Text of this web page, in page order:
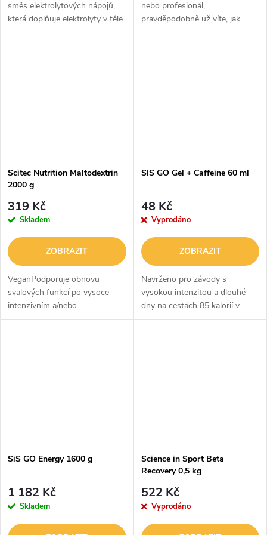
směs elektrolytových nápojů,
která doplňuje elektrolyty v těle
a podporuje tak výkonnost při
nebo profesionál,
pravděpodobně už víte, jak
důležité je udržovat správnou
Scitec Nutrition Maltodextrin
2000 g
319 Kč
Skladem
ZOBRAZIT
VeganPodporuje obnovu
svalových funkcí po vysoce
intenzivním a/nebo
dlouhodobém cvičení, které
SIS GO Gel + Caffeine 60 ml
48 Kč
Vyprodáno
ZOBRAZIT
Navrženo pro závody s
vysokou intenzitou a dlouhé
dny na cestách 85 kalorií v
jedné porci Klinicky prokázáno,
SiS GO Energy 1600 g
1 182 Kč
Skladem
Science in Sport Beta
Recovery 0,5 kg
522 Kč
Vyprodáno